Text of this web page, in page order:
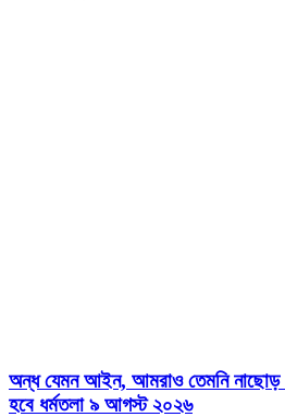
অন্ধ যেমন আইন, আমরাও তেমনি
হবে ধর্মতলা ৯ আগস্ট ২০২৬